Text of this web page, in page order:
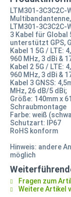
LTM301-3C3C2C-
Multibandantenne,
LTM301-3C3C2C-
3 Kabel für Global
unterstützt GPS,
Kabel 1 5G / LTE:
960 MHz, 3 dBi &
Kabel 2 5G / LTE:
960 MHz, 3 dBi &
Kabel 3 GNSS:
MHz, 26 dB/5 dBi;
Größe: 140mm x
Schraubmontage
Farbe: weiß
Schutzart: IP67
RoHS konform
Hinweis: andere
möglich
Fragen zum
Weitere Artikel